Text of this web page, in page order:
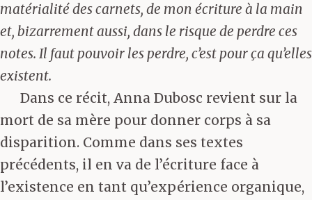
matérialité des carnets, de mon écriture à la main
et, bizarrement aussi, dans le risque de perdre ces
notes. Il faut pouvoir les perdre, c’est pour ça qu’elles
existent.
Dans ce récit, Anna Dubosc revient sur la
mort de sa mère pour donner corps à sa
disparition. Comme dans ses textes
précédents, il en va de l’écriture face à
l’existence en tant qu’expérience organique,